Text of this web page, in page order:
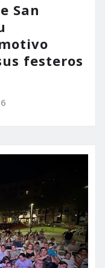
San
festeros